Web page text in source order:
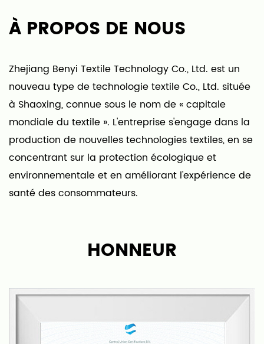
À PROPOS DE NOUS
Zhejiang Benyi Textile Technology Co., Ltd. est un
nouveau type de technologie textile Co., Ltd. située
à Shaoxing, connue sous le nom de « capitale
mondiale du textile ». L'entreprise s'engage dans la
production de nouvelles technologies textiles, en se
concentrant sur la protection écologique et
environnementale et en améliorant l'expérience de
santé des consommateurs.
le fond et la surface, il brise le mode de production
l'industrie du tapis, rendant la production de tapis
Bene possède ses propres usines de tissage, de
HONNEUR